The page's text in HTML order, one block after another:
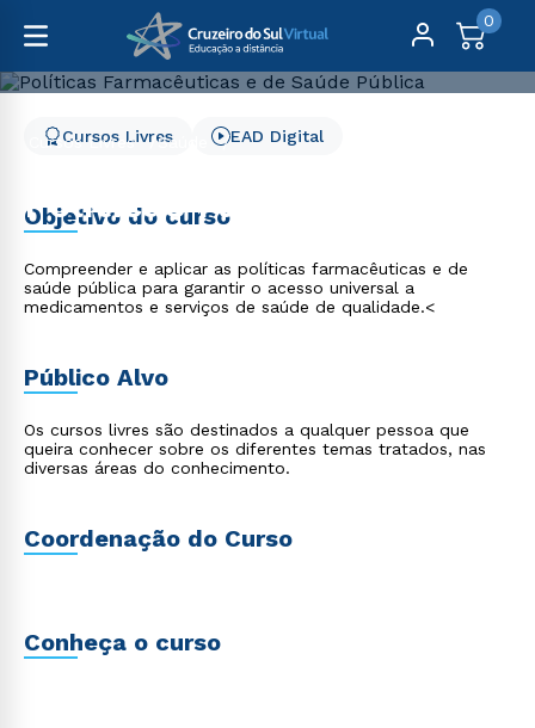
0
Cursos Livres
Saúde
Políticas Farmacêuticas e
de Saúde Pública
Cursos Livres EAD Digital
Objetivo do curso
Compreender e aplicar as políticas farmacêuticas e de
saúde pública para garantir o acesso universal a
medicamentos e serviços de saúde de qualidade.<
Público Alvo
Os cursos livres são destinados a qualquer pessoa que
queira conhecer sobre os diferentes temas tratados, nas
diversas áreas do conhecimento.
Coordenação do Curso
Conheça o curso